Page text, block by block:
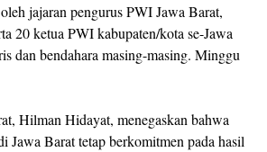
jajaran pengurus PWI Jawa Barat,
20 ketua PWI kabupaten/kota se-Jawa
dan bendahara masing-masing. Minggu
Hilman Hidayat, menegaskan bahwa
Jawa Barat tetap berkomitmen pada hasil